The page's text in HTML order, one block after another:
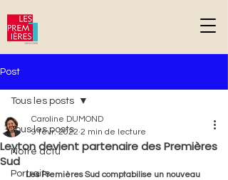
Post
Tous les posts
Notre actu
Portraits
Tous les posts
Leyton devient partenaire des Premières
Sud
Caroline DUMOND
9 févr. 2022 2 min de lecture
Les Premières Sud comptabilise un nouveau